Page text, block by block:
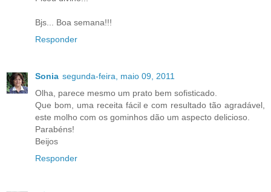
Bjs... Boa semana!!!
Responder
Sonia segunda-feira, maio 09, 2011
Olha, parece mesmo um prato bem sofisticado.
Que bom, uma receita fácil e com resultado tão agradável,
este molho com os gominhos dão um aspecto delicioso.
Parabéns!
Beijos
Responder